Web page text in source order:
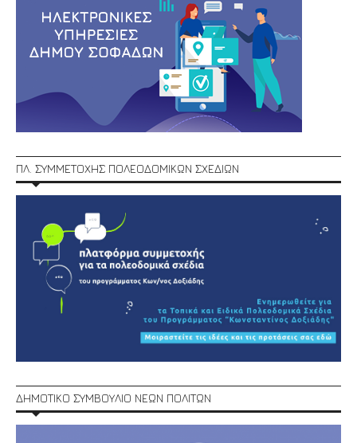
ΠΛ. ΣΥΜΜΕΤΟΧΗΣ ΠΟΛΕΟΔΟΜΙΚΩΝ ΣΧΕΔΙΩΝ
ΔΗΜΟΤΙΚΟ ΣΥΜΒΟΥΛΙΟ ΝΕΩΝ ΠΟΛΙΤΩΝ